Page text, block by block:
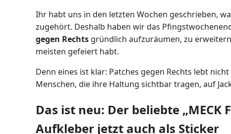
Ihr habt uns in den letzten Wochen geschrieben,
zugehört. Deshalb haben wir das
gegen Rechts gründlich aufzuräumen, zu
meisten gefeiert habt.
Denn eines ist klar: Patches gegen Rechts lebt
Menschen, die ihre Haltung sichtbar tragen, auf
Das ist neu: Der beliebte „MECK
Aufkleber jetzt auch als Sticker